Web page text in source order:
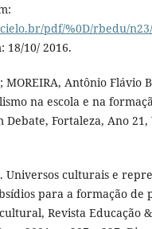
pdf/%0D/rbedu/
18/10/ 2016.
MOREIRA, Antônio Flávio
na escola e na
Debate, Fortaleza, Ano 21,
Universos culturais e
para a formação de
Revista Educação